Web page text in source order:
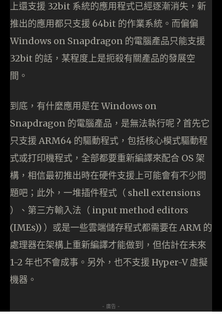
上還支援 32bit 系統的應用程式已經逐漸消失，新
推出的應用都只支援 64bit 的作業系統。而偏偏
Windows on Snapdragon 的電腦產品只能支援
32bit 的話，某程度上是扼殺有關產品的發展空
間。
到底，有什麼應用是在 Windows on
Snapdragon 的電腦產品，是無法執行呢 ? 首先它
只支援 ARM64 的驅動程式，包括核心模式驅動程
式或打印機程式，全部都要重新編譯來配合 OS 架
構，相信最初推出時在硬件支援上可能會有不少問
題吧；此外，一堆插件程式（ shell extensions
）、第三方輸入法（ input method editors
(IMEs)) ）或是一些雲端儲存程式都需要在 ARM 的
處理器在架構上重新編譯才能做到，但估計在未來
1-2 年也不會成事。另外，也不支援 Hyper-V 虛擬
機器。
- 廣告 -